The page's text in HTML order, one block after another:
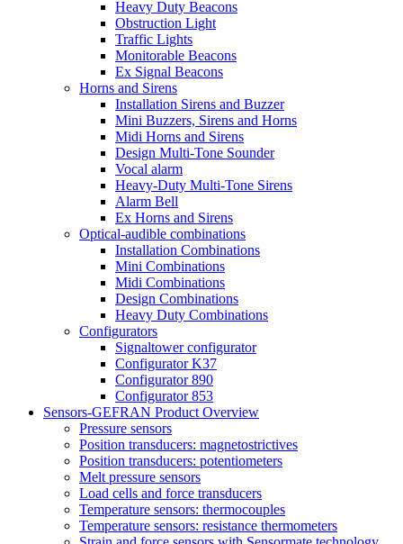
Heavy Duty Beacons
Obstruction Light
Traffic Lights
Monitorable Beacons
Ex Signal Beacons
Horns and Sirens
Installation Sirens and Buzzer
Mini Buzzers, Sirens and Horns
Midi Horns and Sirens
Design Multi-Tone Sounder
Vocal alarm
Heavy-Duty Multi-Tone Sirens
Alarm Bell
Ex Horns and Sirens
Optical-audible combinations
Installation Combinations
Mini Combinations
Midi Combinations
Design Combinations
Heavy Duty Combinations
Configurators
Signaltower configurator
Configurator K37
Configurator 890
Configurator 853
Sensors-GEFRAN Product Overview
Pressure sensors
Position transducers: magnetostrictives
Position transducers: potentiometers
Melt pressure sensors
Load cells and force transducers
Temperature sensors: thermocouples
Temperature sensors: resistance thermometers